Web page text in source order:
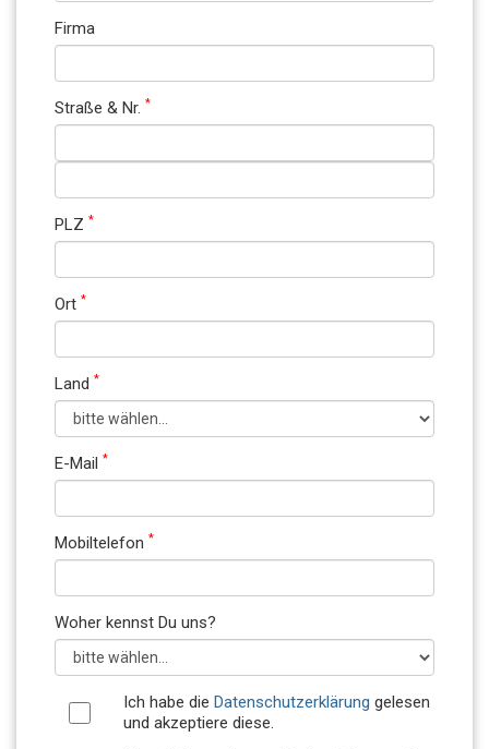
Firma
Straße & Nr. *
PLZ *
Ort *
Land *
E-Mail *
Mobiltelefon *
Woher kennst Du uns?
Ich habe die Datenschutzerklärung gelesen
und akzeptiere diese.